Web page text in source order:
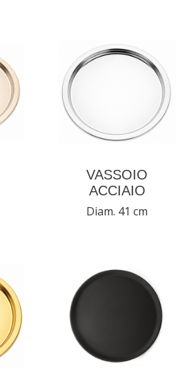
VASSOIO
ACCIAIO
Diam. 41 cm